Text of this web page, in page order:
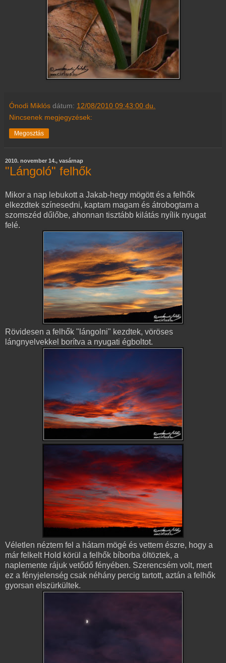
Ónodi Miklós dátum: 12/08/2010 09:43:00 du.
Nincsenek megjegyzések:
Megosztás
2010. november 14., vasárnap
"Lángoló" felhők
Mikor a nap lebukott a Jakab-hegy mögött és a felhők
elkezdtek színesedni, kaptam magam és átrobogtam a
szomszéd dűlőbe, ahonnan tisztább kilátás nyílik nyugat
felé.
Rövidesen a felhők "lángolni" kezdtek, vöröses
lángnyelvekkel borítva a nyugati égboltot.
Véletlen néztem fel a hátam mögé és vettem észre, hogy a
már felkelt Hold körül a felhők bíborba öltöztek, a
naplemente rájuk vetődő fényében. Szerencsém volt, mert
ez a fényjelenség csak néhány percig tartott, aztán a felhők
gyorsan elszürkültek.